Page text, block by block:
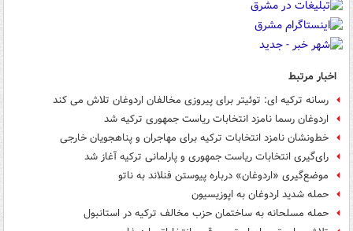
اخبار مرتبط
رسانه ترکیه ای: توئیتر برای پیروزی مخالفان اردوغان تلاش می کند
اردوغان رسما نامزد انتخابات ریاست جمهوری ترکیه شد
خط‌ونشان نامزد انتخابات ترکیه برای مهاجران و پناهجویان خارجی
رای‌گیری انتخابات ریاست جمهوری و پارلمانی ترکیه آغاز شد
موضع‌گیری «اردوغان» درباره پیوستن فنلاند به ناتو
حمله شدید اردوغان به اپوزیسیون
حمله مسلحانه به ساختمان حزب مخالف ترکیه در استانبول